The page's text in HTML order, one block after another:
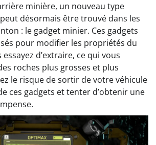
minière, un nouveau type
désormais être trouvé dans les
: le gadget minier. Ces gadgets
pour modifier les propriétés du
d’extraire, ce qui vous
roches plus grosses et plus
le risque de sortir de votre véhicule
ces gadgets et tenter d’obtenir une